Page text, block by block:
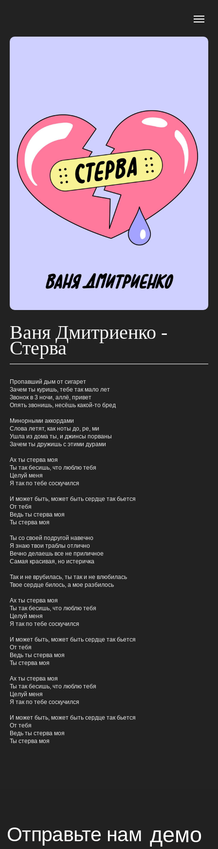
Ваня Дмитриенко -
Стерва
Пропавший дым от сигарет
Зачем ты куришь, тебе так мало лет
Звонок в 3 ночи, аллё, привет
Опять звонишь, несёшь какой-то бред
Минорными аккордами
Слова летят, как ноты до, ре, ми
Ушла из дома ты, и джинсы порваны
Зачем ты дружишь с этими дурами
Ах ты стерва моя
Ты так бесишь, что люблю тебя
Целуй меня
Я так по тебе соскучился
И может быть, может быть сердце так бьется
От тебя
Ведь ты стерва моя
Ты стерва моя
Ты со своей подругой навечно
Я знаю твои траблы отлично
Вечно делаешь все не приличное
Самая красивая, но истеричка
Так и не врубилась, ты так и не влюбилась
Твое сердце билось, а мое разбилось
Ах ты стерва моя
Ты так бесишь, что люблю тебя
Целуй меня
Я так по тебе соскучился
И может быть, может быть сердце так бьется
От тебя
Ведь ты стерва моя
Ты стерва моя
Ах ты стерва моя
Ты так бесишь, что люблю тебя
Целуй меня
Я так по тебе соскучился
И может быть, может быть сердце так бьется
От тебя
Ведь ты стерва моя
Ты стерва моя
Отправьте нам
Как Вас зовут?
Укажите Ваш никнейм
Прикрепите ссылку на демо для ознакомления
Пришлите ссылку на карточку исполнителя в
Яндекс Музыке
(если ранее уже издавали треки)
ОТПРАВИТЬ